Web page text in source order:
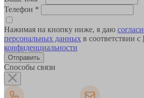
Телефон *
Нажимая на кнопку ниже, я даю
персональных данных в соответствии с
конфиденциальности
Способы связи